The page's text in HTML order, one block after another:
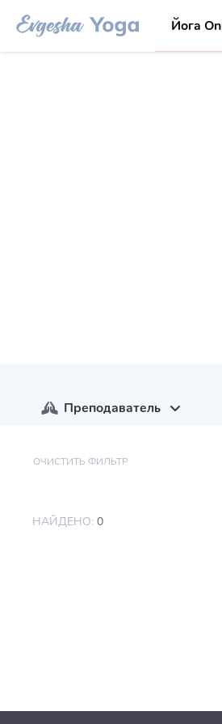
Йога
Преподаватель
ОЧИСТИТЬ ФИЛЬТР
НАЙДЕНО: 0